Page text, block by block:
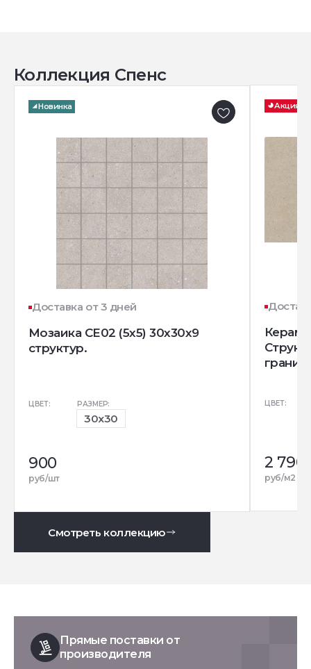
Коллекция Спенс
Новинка
Доставка от 3 дней
Мозаика CE02 (5x5) 30x30x9
структур.
ЦВЕТ: РАЗМЕР:
30x30
900
руб/шт
Акция
гранит)
ЦВЕТ:
2 790
руб/м2
Смотреть коллекцию
Прямые поставки от
производителя